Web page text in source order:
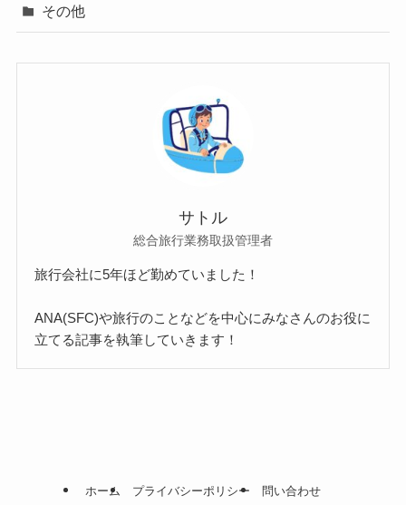
その他
サトル
総合旅行業務取扱管理者
旅行会社に5年ほど勤めていました！
ANA(SFC)や旅行のことなどを中心にみなさんのお役に
立てる記事を執筆していきます！
ホーム プライバシーポリシー 問い合わせ